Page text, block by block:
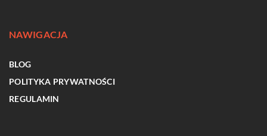
NAWIGACJA
BLOG
POLITYKA PRYWATNOŚCI
REGULAMIN